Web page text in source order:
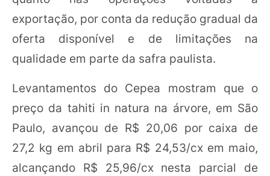
exportação, por conta da redução gradual da
oferta disponível e de limitações na
qualidade em parte da safra paulista.
Levantamentos do Cepea mostram que o
preço da tahiti in natura na árvore, em São
Paulo, avançou de R$ 20,06 por caixa de
27,2 kg em abril para R$ 24,53/cx em maio,
alcançando R$ 25,96/cx nesta parcial de